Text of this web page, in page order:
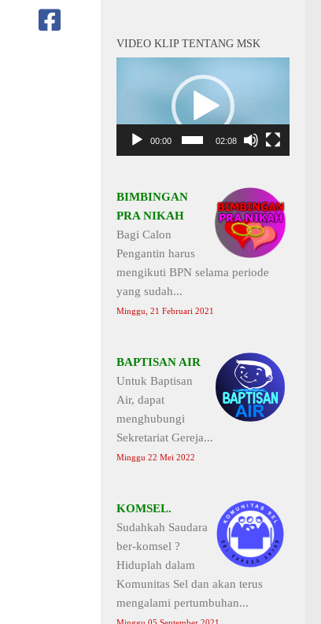
VIDEO KLIP TENTANG MSK
00:00 02:08
BIMBINGAN
PRA NIKAH
Bagi Calon
Pengantin harus
mengikuti BPN selama periode
yang sudah...
Minggu, 21 Februari 2021
BAPTISAN AIR
Untuk Baptisan
Air, dapat
menghubungi
Sekretariat Gereja...
Minggu 22 Mei 2022
KOMSEL.
Sudahkah Saudara
ber-komsel ?
Hiduplah dalam
Komunitas Sel dan akan terus
mengalami pertumbuhan...